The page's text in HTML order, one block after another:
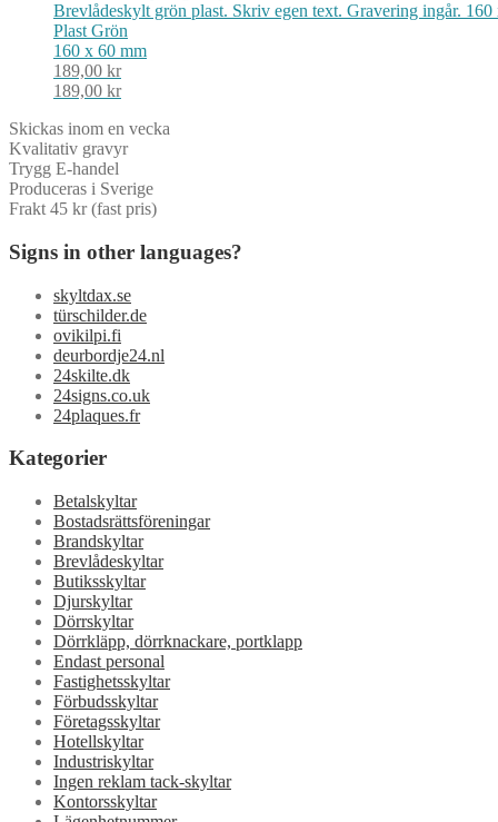
Brevlådeskylt grön plast. Skriv egen text. Gravering ingår. 160
Plast Grön
160 x 60 mm
189,00 kr
189,00 kr
Skickas inom en vecka
Kvalitativ gravyr
Trygg E-handel
Produceras i Sverige
Frakt 45 kr (fast pris)
Signs in other languages?
skyltdax.se
türschilder.de
ovikilpi.fi
deurbordje24.nl
24skilte.dk
24signs.co.uk
24plaques.fr
Kategorier
Betalskyltar
Bostadsrättsföreningar
Brandskyltar
Brevlådeskyltar
Butiksskyltar
Djurskyltar
Dörrskyltar
Dörrkläpp, dörrknackare, portklapp
Endast personal
Fastighetsskyltar
Förbudsskyltar
Företagsskyltar
Hotellskyltar
Industriskyltar
Ingen reklam tack-skyltar
Kontorsskyltar